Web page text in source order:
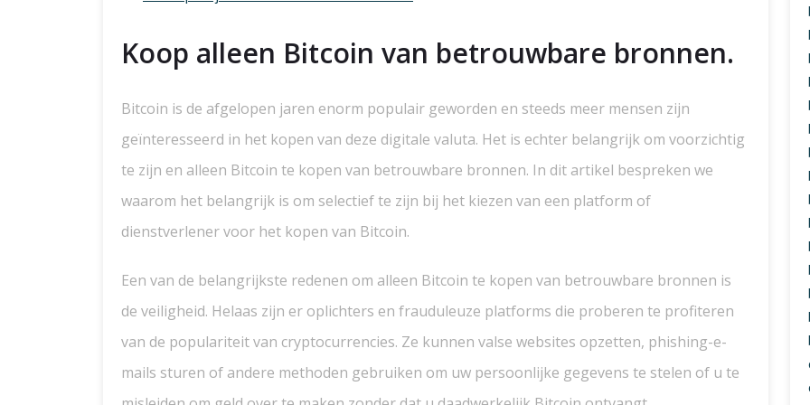
Koop alleen Bitcoin van betrouwbare bronnen.
Bitcoin is de afgelopen jaren enorm populair geworden en steeds meer mensen zijn
geïnteresseerd in het kopen van deze digitale valuta. Het is echter belangrijk om voorzichtig
te zijn en alleen Bitcoin te kopen van betrouwbare bronnen. In dit artikel bespreken we
waarom het belangrijk is om selectief te zijn bij het kiezen van een platform of
dienstverlener voor het kopen van Bitcoin.
Een van de belangrijkste redenen om alleen Bitcoin te kopen van betrouwbare bronnen is
de veiligheid. Helaas zijn er oplichters en frauduleuze platforms die proberen te profiteren
van de populariteit van cryptocurrencies. Ze kunnen valse websites opzetten, phishing-e-
mails sturen of andere methoden gebruiken om uw persoonlijke gegevens te stelen of u te